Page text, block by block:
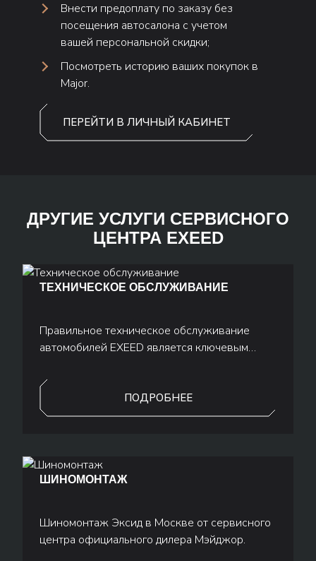
Внести предоплату по заказу без
посещения автосалона с учетом
вашей персональной скидки;
Посмотреть историю ваших покупок в
Major.
ПЕРЕЙТИ В ЛИЧНЫЙ КАБИНЕТ
ДРУГИЕ УСЛУГИ СЕРВИСНОГО
ЦЕНТРА EXEED
ТЕХНИЧЕСКОЕ ОБСЛУЖИВАНИЕ
Правильное техническое обслуживание
автомобилей EXEED является ключевым
работы.
ПОДРОБНЕЕ
ШИНОМОНТАЖ
Шиномонтаж Эксид в Москве от сервисного
центра официального дилера Мэйджор.